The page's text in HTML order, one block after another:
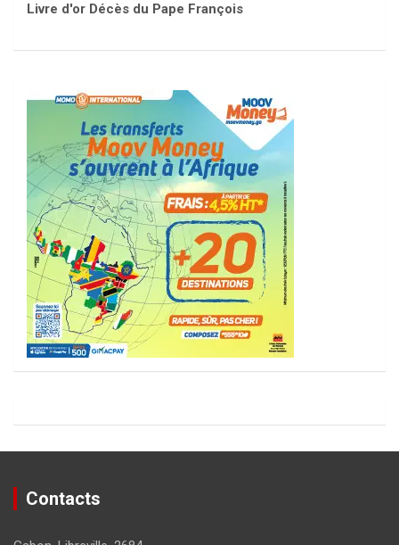
Livre d'or Décès du Pape François
Contacts